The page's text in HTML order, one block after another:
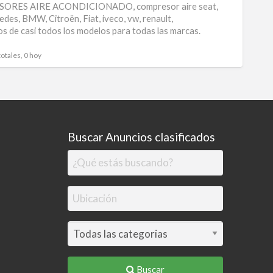
AIRE ACONDICIONADO, compresor aire seat,
BMW, Citroën, Fiat, iveco, vw, renault,
de casi todos los modelos para todas las marcas.
0 hoy
Buscar Anuncios clasificados
Buscar